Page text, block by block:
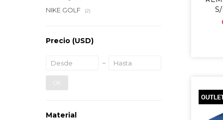
NIKE GOLF (2)
Precio (USD)
OK
Material